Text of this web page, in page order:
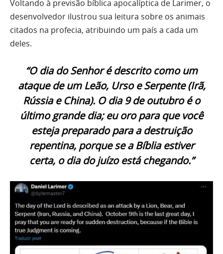
Voltando à previsão bíblica apocalíptica de Larimer, o
desenvolvedor ilustrou sua leitura sobre os animais
citados na profecia, atribuindo um país a cada um
deles.
“O dia do Senhor é descrito como um
ataque de um Leão, Urso e Serpente (Irã,
Rússia e China). O dia 9 de outubro é o
último grande dia; eu oro para que você
esteja preparado para a destruição
repentina, porque se a Bíblia estiver
certa, o dia do juízo está chegando.”